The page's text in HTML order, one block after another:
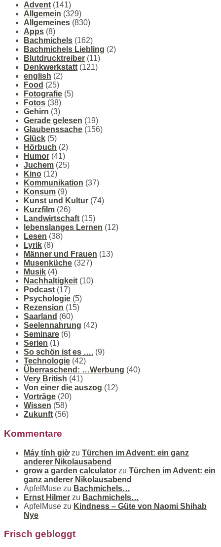
Advent (141)
Allgemein (329)
Allgemeines (830)
Apps (8)
Bachmichels (162)
Bachmichels Liebling (2)
Blutdrucktreiber (11)
Denkwerkstatt (121)
english (2)
Food (25)
Fotografie (5)
Fotos (38)
Gehirn (3)
Gerade gelesen (19)
Glaubenssache (156)
Glück (5)
Hörbuch (2)
Humor (41)
Juchem (25)
Kino (12)
Kommunikation (37)
Konsum (9)
Kunst und Kultur (74)
Kurzfilm (26)
Landwirtschaft (15)
lebenslanges Lernen (12)
Lesen (38)
Lyrik (8)
Männer und Frauen (13)
Musenküche (327)
Musik (4)
Nachhaltigkeit (10)
Podcast (17)
Psychologie (5)
Rezension (15)
Saarland (60)
Seelennahrung (42)
Seminare (6)
Serien (1)
So schön ist es …. (9)
Technologie (42)
Überraschend: …Werbung (40)
Very British (41)
Von einer die auszog (12)
Vorträge (20)
Wissen (58)
Zukunft (56)
Kommentare
Máy tính giờzu Türchen im Advent: ein ganz
anderer Nikolausabend
grow a garden calculator zu Türchen im Advent: ein
ganz anderer Nikolausabend
ApfelMuse zu Bachmichels…
Ernst Hilmer zu Bachmichels…
ApfelMuse zu Kindness – Güte von Naomi Shihab
Nye
Frisch gebloggt